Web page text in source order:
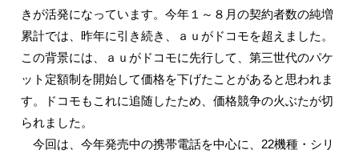
きが活発になっています。今年１～８月の契約者数の純増
累計では、昨年に引き続き、ａｕがドコモを超えました。
この背景には、ａｕがドコモに先行して、第三世代のパケ
ット定額制を開始して価格を下げたことがあると思われま
す。ドコモもこれに追随したため、価格競争の火ぶたが切
られました。
今回は、今年発売中の携帯電話を中心に、22機種・シリ